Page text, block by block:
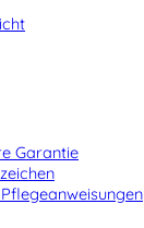
Garantie